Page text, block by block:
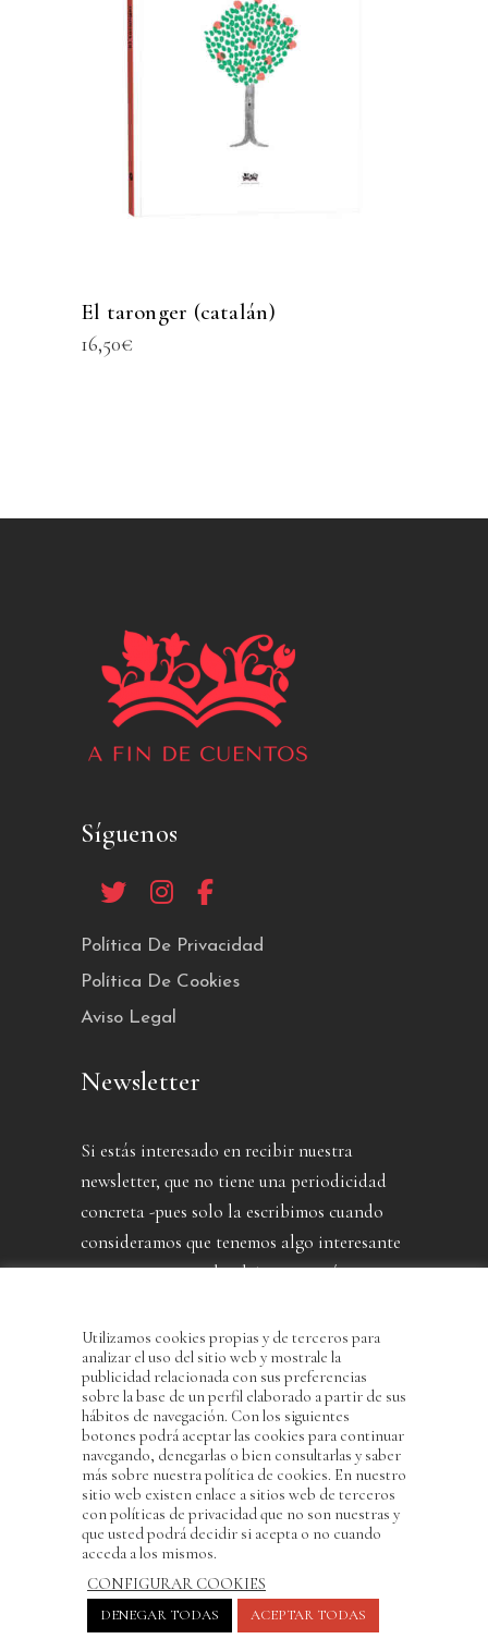
El taronger (catalán)
16,50€
Síguenos
Política De Privacidad
Política De Cookies
Aviso Legal
Newsletter
Si estás interesado en recibir nuestra
newsletter, que no tiene una periodicidad
concreta -pues solo la escribimos cuando
consideramos que tenemos algo interesante
que contarte- puedes dejarnos aquí tu
He leído y acepto la Política de Privacidad
Utilizamos cookies propias y de terceros para
analizar el uso del sitio web y mostrale la
publicidad relacionada con sus preferencias
sobre la base de un perfil elaborado a partir de sus
hábitos de navegación. Con los siguientes
botones podrá aceptar las cookies para continuar
navegando, denegarlas o bien consultarlas y saber
más sobre nuestra política de cookies. En nuestro
sitio web existen enlace a sitios web de terceros
con políticas de privacidad que no son nuestras y
que usted podrá decidir si acepta o no cuando
acceda a los mismos.
CONFIGURAR COOKIES
DENEGAR TODAS ACEPTAR TODAS